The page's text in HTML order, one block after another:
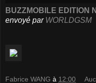
BUZZMOBILE EDITION
envoyé par WORLDGSM
Fabrice WANG à 12:00